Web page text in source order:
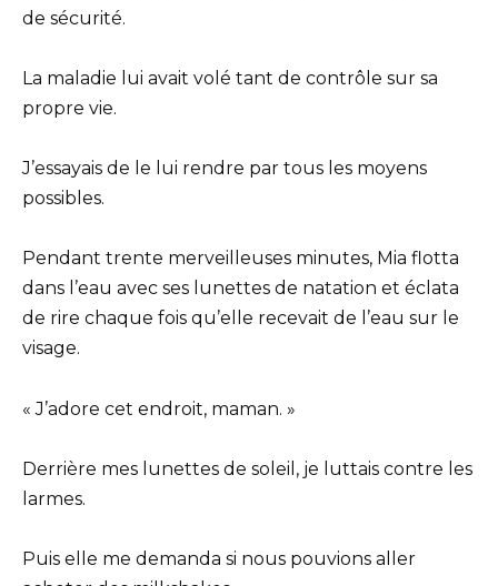
de sécurité.
La maladie lui avait volé tant de contrôle sur sa
propre vie.
J’essayais de le lui rendre par tous les moyens
possibles.
Pendant trente merveilleuses minutes, Mia flotta
dans l’eau avec ses lunettes de natation et éclata
de rire chaque fois qu’elle recevait de l’eau sur le
visage.
« J’adore cet endroit, maman. »
Derrière mes lunettes de soleil, je luttais contre les
larmes.
Puis elle me demanda si nous pouvions aller